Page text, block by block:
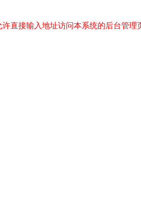
直接输入地址访问本系统的后台管理